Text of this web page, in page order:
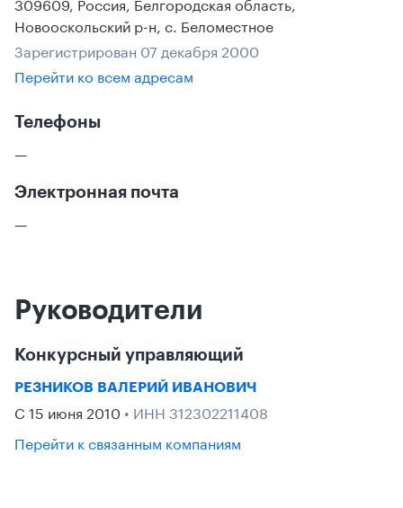
Новооскольский р-н, с. Беломестное
Зарегистрирован 07 декабря 2000
Перейти ко всем адресам
Телефоны
—
Электронная почта
—
Руководители
Конкурсный управляющий
РЕЗНИКОВ ВАЛЕРИЙ ИВАНОВИЧ
С 15 июня 2010 • ИНН 312302211408
Перейти к связанным компаниям